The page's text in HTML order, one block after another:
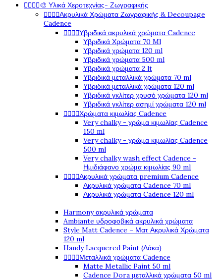
🎨 Υλικά Χεροτεχνίας- Ζωγραφικής
Ακρυλικά Χρώματα Ζωγραφικής & Decoupage
Cadence
Υβριδικά ακρυλικά χρώματα Cadence
Υβριδικά Χρώματα 70 Ml
Υβριδικά χρώματα 120 ml
Υβριδικά χρώματα 500 ml
Υβριδικά χρώματα 2 lt
Υβριδικά μεταλλικά χρώματα 70 ml
Υβριδικά μεταλλικά χρώματα 120 ml
Υβριδικά γκλίτερ χρυσό χρώματα 120 ml
Υβριδικά γκλίτερ ασημί χρώματα 120 ml
Χρώματα κιμωλίας Cadence
Very chalky - χρώμα κιμωλίας Cadence
150 ml
Very chalky - χρώμα κιμωλίας Cadence
500 ml
Very chalky wash effect Cadence -
Ημιδιάφανο χρώμα κιμωλίας 90 ml
Ακρυλικά χρώματα premium Cadence
Ακρυλικά χρώματα Cadence 70 ml
Ακρυλικά χρώματα Cadence 120 ml
Harmony ακρυλικά χρώματα
Ambiante υδροφοβικά ακρυλικά χρώματα
Style Matt Cadence – Ματ Ακρυλικά Χρώματα
120 ml
Handy Lacquered Paint (Λάκα)
Μεταλλικά χρώματα Cadence
Matte Metallic Paint 50 ml
Cadence Dora μεταλλικά χρώματα 50 ml